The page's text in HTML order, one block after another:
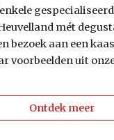
mét
bezoek aan een
voorbeelden uit
Ontdek meer